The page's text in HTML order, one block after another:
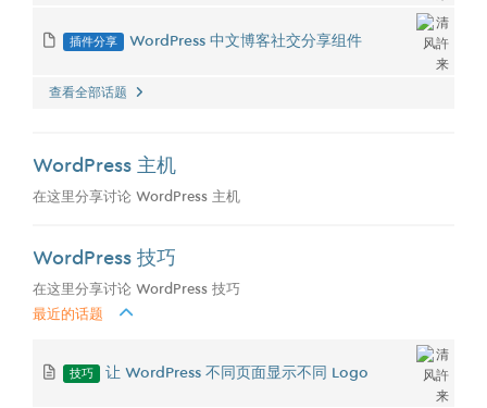
插件分享 WordPress 中文博客社交分享组件
查看全部话题
WordPress 主机
在这里分享讨论 WordPress 主机
WordPress 技巧
在这里分享讨论 WordPress 技巧
最近的话题
技巧 让 WordPress 不同页面显示不同 Logo